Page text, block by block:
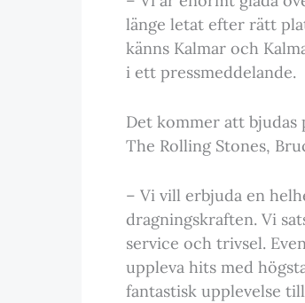
länge letat efter rätt
känns Kalmar och
i ett pressmeddelande.
Det kommer att bjudas
The Rolling Stones,
– Vi vill erbjuda en
dragningskraften. Vi
service och trivsel.
uppleva hits med
fantastisk upplevelse